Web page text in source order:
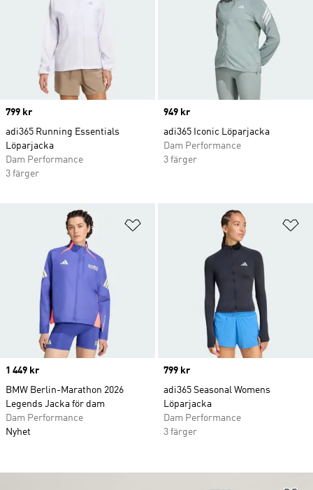
Price
799 kr
adi365 Running Essentials
Löparjacka
Dam Performance
3 färger
Price
949 kr
adi365 Iconic Löparjacka
Dam Performance
3 färger
Lägg till på önskelistan
Price
1 449 kr
BMW Berlin-Marathon 2026
Legends Jacka för dam
Dam Performance
Nyhet
Price
799 kr
adi365 Seasonal Womens
Löparjacka
Dam Performance
3 färger